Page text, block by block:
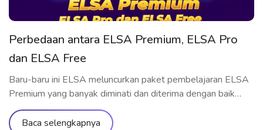
Perbedaan antara ELSA Premium, ELSA Pro
dan ELSA Free
Baru-baru ini ELSA meluncurkan paket pembelajaran ELSA
Premium yang banyak diminati dan diterima dengan baik
oleh para pelajar.
Baca selengkapnya